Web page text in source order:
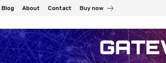
Blog About Contact Buy now